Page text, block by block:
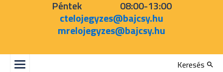
Péntek 08:00-13:00
ctelojegyzes@bajcsy.hu
mrelojegyzes@bajcsy.hu
Keresés